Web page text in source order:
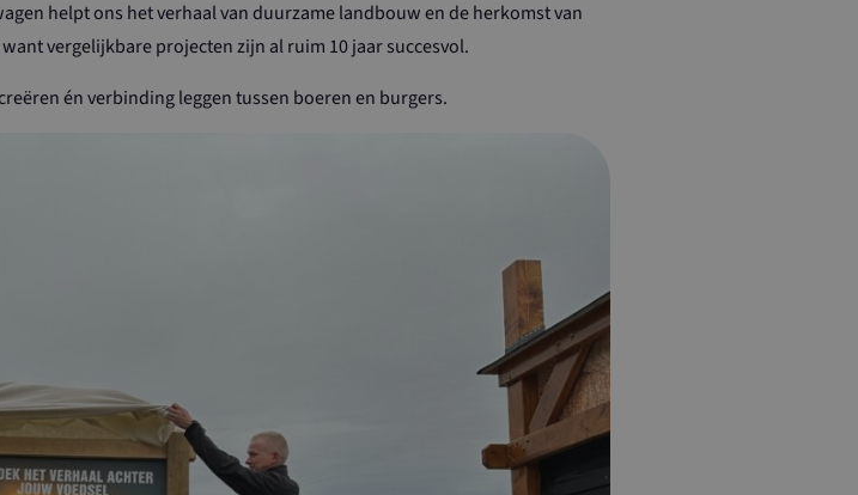
helpt ons het verhaal van duurzame landbouw en de herkomst van
vergelijkbare projecten zijn al ruim 10 jaar succesvol.
én verbinding leggen tussen boeren en burgers.